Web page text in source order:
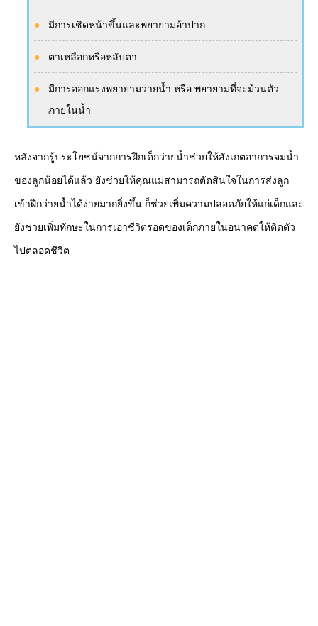
มีการเชิดหน้าขึ้นและพยายามอ้าปาก
ตาเหลือกหรือหลับตา
มีการออกแรงพยายามว่ายน้ำ หรือ พยายามที่จะม้วนตัว
ภายในน้ำ
หลังจากรู้ประโยชน์จากการฝึกเด็กว่ายน้ำช่วยให้สังเกตอาการจมน้ำ
ของลูกน้อยได้แล้ว ยังช่วยให้คุณแม่สามารถตัดสินใจในการส่งลูก
เข้าฝึกว่ายน้ำได้ง่ายมากยิ่งขึ้น ก็ช่วยเพิ่มความปลอดภัยให้แก่เด็กและ
ยังช่วยเพิ่มทักษะในการเอาชีวิตรอดของเด็กภายในอนาคตให้ติดตัว
ไปตลอดชีวิต